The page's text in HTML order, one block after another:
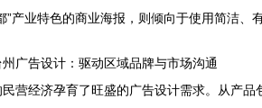
”产业特色的商业海报，则倾向于使用简洁
州广告设计：驱动区域品牌与市场沟通
营经济孕育了旺盛的广告设计需求。从产